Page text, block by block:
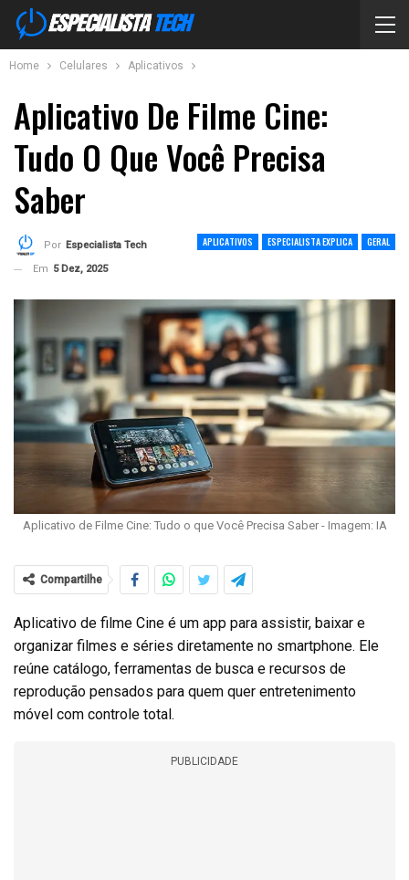
Home Celulares Aplicativos
Aplicativo De Filme Cine:
Tudo O Que Você Precisa
Saber
APLICATIVOS ESPECIALISTA EXPLICA GERAL
Por Especialista Tech
Em 5 Dez, 2025
Aplicativo de Filme Cine: Tudo o que Você Precisa Saber - Imagem: IA
Compartilhe
Aplicativo de filme Cine é um app para assistir, baixar e
organizar filmes e séries diretamente no smartphone. Ele
reúne catálogo, ferramentas de busca e recursos de
reprodução pensados para quem quer entretenimento
móvel com controle total.
PUBLICIDADE